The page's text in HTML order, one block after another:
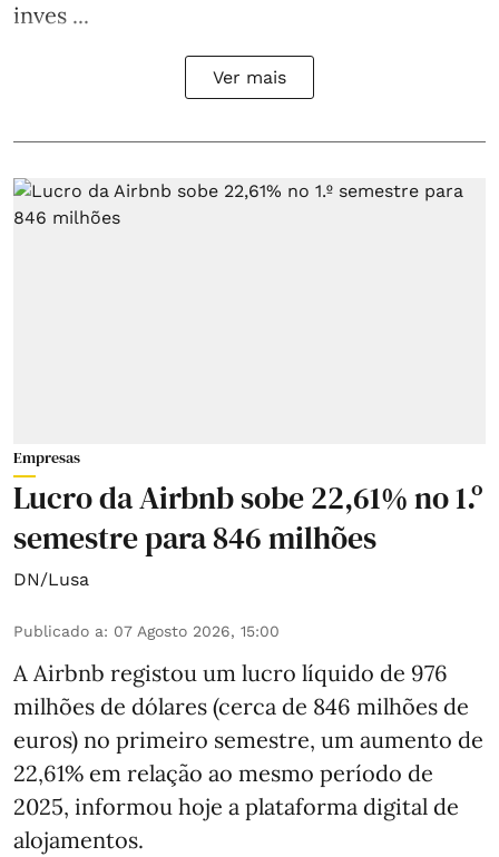
inves ...
Ver mais
Empresas
Lucro da Airbnb sobe 22,61% no 1.º
semestre para 846 milhões
DN/Lusa
Publicado a: 07 Agosto 2026, 15:00
A Airbnb registou um lucro líquido de 976
milhões de dólares (cerca de 846 milhões de
euros) no primeiro semestre, um aumento de
22,61% em relação ao mesmo período de
2025, informou hoje a plataforma digital de
alojamentos.